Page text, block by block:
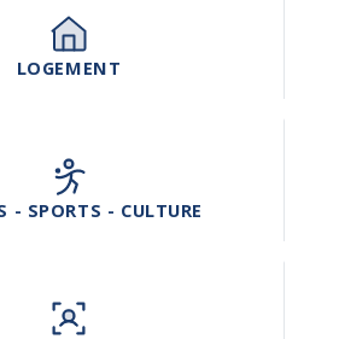
LOGEMENT
- SPORTS - CULTURE